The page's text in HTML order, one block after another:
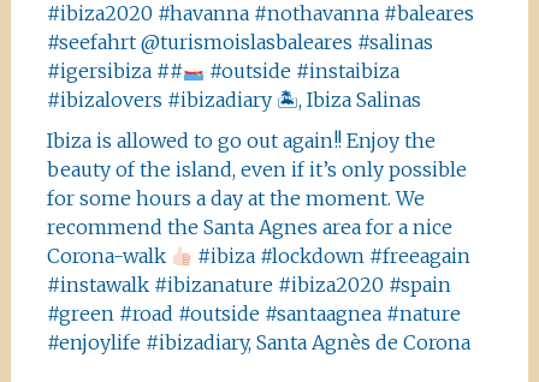
#ibiza2020 #havanna #nothavanna #baleares
#seefahrt @turismoislasbaleares #salinas
#igersibiza ##
#outside #instaibiza
#ibizalovers #ibizadiary 🏝, Ibiza Salinas
Ibiza is allowed to go out again!! Enjoy the
beauty of the island, even if it’s only possible
for some hours a day at the moment. We
recommend the Santa Agnes area for a nice
Corona-walk
#ibiza #lockdown #freeagain
#instawalk #ibizanature #ibiza2020 #spain
#green #road #outside #santaagnea #nature
#enjoylife #ibizadiary, Santa Agnès de Corona